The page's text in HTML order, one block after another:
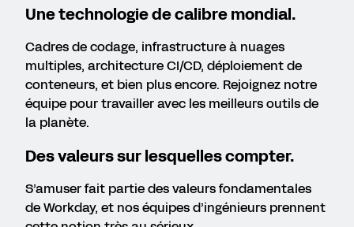
Une technologie de calibre mondial.
Cadres de codage, infrastructure à nuages
multiples, architecture CI/CD, déploiement de
conteneurs, et bien plus encore. Rejoignez notre
équipe pour travailler avec les meilleurs outils de
la planète.
Des valeurs sur lesquelles compter.
S’amuser fait partie des valeurs fondamentales
de Workday, et nos équipes d’ingénieurs prennent